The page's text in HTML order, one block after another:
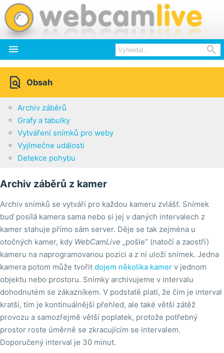
 
 Obsah
Archiv záběrů
Grafy a tabulky
Vytváření snímků pro weby
Vyjímečne události
Detekce pohybu
Archiv záběrů z kamer
Archiv snímků se vytváří pro každou kameru zvlášť. Snímek
buď posílá kamera sama nebo si jej v daných intervalech z
kamer stahuje přímo sám server. Děje se tak zejména u
otočných kamer, kdy WebCamLive „pošle” (natočí a zaostří)
kameru na naprogramovanou pozici a z ní uloží snímek. Jedna
kamera potom může tvořit dojem několika kamer v jednom
objektu nebo prostoru. Snímky archivujeme v intervalu
dohodnutém se zákazníkem. V podstatě platí, že čím je interval
kratší, tím je kontinuálnější přehled, ale také větší zátěž
provozu a samozřejmě větší poplatek, protože potřebný
prostor roste úměrně se zkracujícím se intervalem.
Doporučený interval je 30 minut.